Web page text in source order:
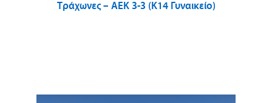
Τράχωνες – ΑΕΚ 3-3 (Κ14 Γυναικείο)